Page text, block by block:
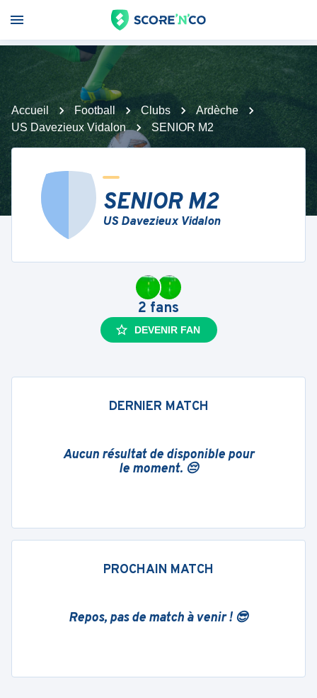
Accueil Football Clubs
Ardèche
US Davezieux Vidalon
SENIOR M2
SENIOR M2
US Davezieux Vidalon
2 fans
DEVENIR FAN
DERNIER MATCH
Aucun résultat de disponible pour
le moment. 😔
PROCHAIN MATCH
Repos, pas de match à venir ! 😎